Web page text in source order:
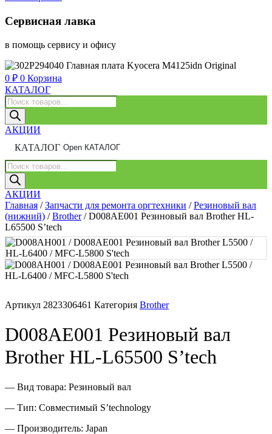
Сервисная лавка
в помощь сервису и офису
0 ₽ 0 Корзина
КАТАЛОГ
Поиск
товаров
АКЦИИ
КАТАЛОГ Open КАТАЛОГ
Поиск
товаров
АКЦИИ
Главная /Запчасти для ремонта оргтехники /Резиновый вал
(нижний) /Brother/ D008AE001 Резиновый вал Brother HL-
L65500 S’tech
Артикул 2823306461 Категория Brother
D008AE001 Резиновый вал
Brother HL-L65500 S’tech
— Вид товара: Резиновый вал
— Тип: Совместимый S’technology
— Производитель: Japan